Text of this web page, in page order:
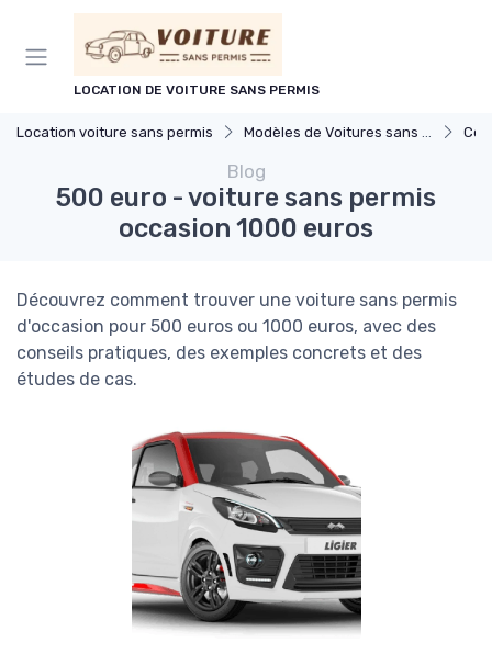
LOCATION DE VOITURE SANS PERMIS
Location voiture sans permis Modèles de Voitures sans Permis
Blog
500 euro - voiture sans permis
occasion 1000 euros
Découvrez comment trouver une voiture sans permis
d'occasion pour 500 euros ou 1000 euros, avec des
conseils pratiques, des exemples concrets et des
études de cas.